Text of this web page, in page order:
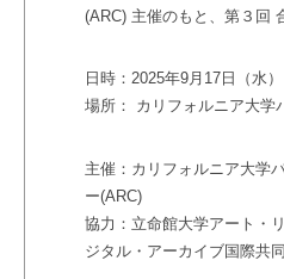
(ARC) 主催のもと、第３回
日時：2025年9月17日（水
場所： カリフォルニア大
主催：カリフォルニア大学
ー(ARC)
協力： 立命館大学アート・
ジタル・アーカイブ国際共